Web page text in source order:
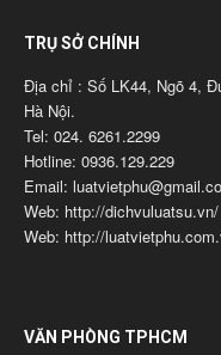
TRỤ SỞ CHÍNH
Địa chỉ : Số LK44, Ngõ 4,
Hà Nội.
Tel: 024. 6261.2299
Hotline: 0936.129.229
Email:
Web: http://dichvuluatsu.vn/
Web: http://
VĂN PHÒNG TPHCM